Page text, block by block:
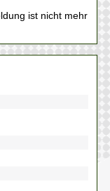
ist nicht mehr